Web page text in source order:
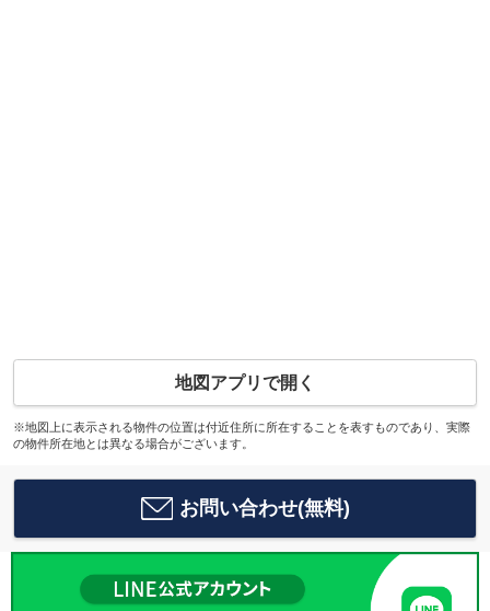
地図アプリで開く
※地図上に表示される物件の位置は付近住所に所在することを表すものであり、実際
の物件所在地とは異なる場合がございます。
お問い合わせ(無料)